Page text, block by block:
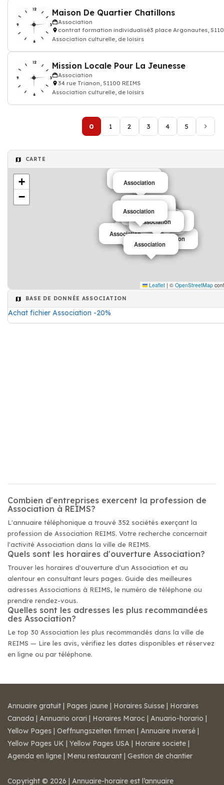
Maison De Quartier Chatillons
Association
contrat formation individualisé3 place Argonautes,
Association culturelle, de loisirs
Mission Locale Pour La Jeunesse
Association
34 rue Trianon, 51100 REIMS
Association culturelle, de loisirs
0 1 2 3 4 5
CARTE
Association
Association
Association
Association
Association
Association
Association
Association
Association
Association
Association
Association
Association
Association
Association
Association
Association
Association
+
−
Leaflet | © OpenStreetMap
BASE DE DONNÉE ASSOCIATION
Achat fichier Association -20%
Combien d'entreprises exercent la profession de
Association à REIMS?
L'annuaire téléphonique a trouvé 352 sociétés exerçant la
profession de Association REIMS. Votre recherche concernait
l'activité Association dans la ville de REIMS.
Quels sont les horaires d'ouverture Association?
Trouver les horaires d'ouverture d'un Association et au
alentour en consultant leurs pages. Guide des meilleures
adresses Associations à REIMS, le numéro de téléphone ou
prendre rendez-vous.
Quelles sont les adresses les plus recommandées
des Association?
Le top 30 Association les plus recommandés dans la ville de
REIMS — Lire les avis, vérifiez les dates disponibles et réservez
en ligne ou par téléphone.
Annuaire gratuit | Pages jaune | Horaires Suisse | Horaires
Canada | Annuario orari | Horaires Maroc | Anuario-horario |
Yellow Pages | Oeffnungszeiten firmen | Annuaire inversé |
Yellow Pages UK | Yellow Pages USA | Horaire societe |
Agenda en ligne | Menu restaurant | Gestion de chantier
Copyright © 2026 | Annuaire-horaire est l’annuaire